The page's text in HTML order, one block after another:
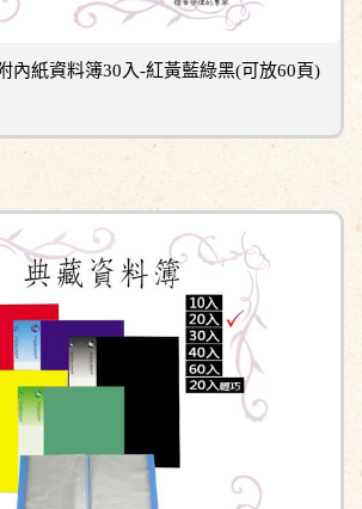
內紙資料簿30入-紅黃藍綠黑(可放60頁)